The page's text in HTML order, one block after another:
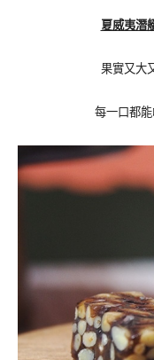
夏威夷潛
果實又大
每一口都